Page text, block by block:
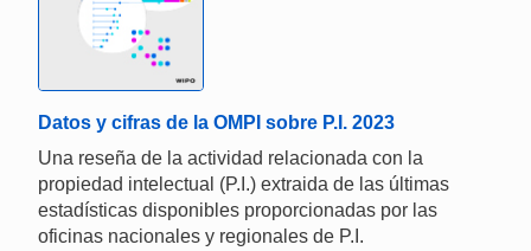
Datos y cifras de la OMPI sobre P.I. 2023
Una reseña de la actividad relacionada con la
propiedad intelectual (P.I.) extraida de las últimas
estadísticas disponibles proporcionadas por las
oficinas nacionales y regionales de P.I.